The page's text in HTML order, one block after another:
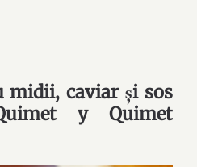
midii, caviar și sos
y Quimet